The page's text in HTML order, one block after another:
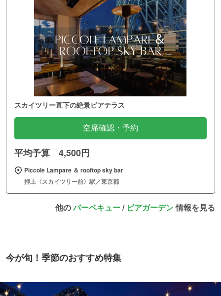
スカイツリー直下の絶景ビアテラス
空席確認・予約
平均予算 4,500円
Piccole Lampare ＆ rooftop sky bar
押上〈スカイツリー前〉駅／東京都
他のバーベキュー/ ビアガーデン情報を見る
今が旬！季節のおすすめ特集